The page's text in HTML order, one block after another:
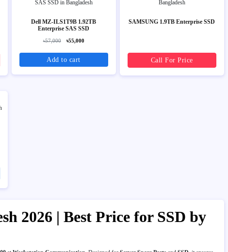
Dell MZ-ILS1T9B 1.92TB
Enterprise SAS SSD
৳57,000 ৳55,000
Add to cart
SAMSUNG 1.9TB Enterprise SSD
Call For Price
2026 | Best Price for SSD by